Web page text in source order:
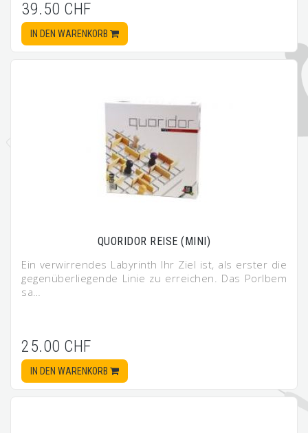
39.50 CHF
IN DEN WARENKORB
QUORIDOR REISE (MINI)
Ein verwirrendes Labyrinth Ihr Ziel ist, als erster die
gegenüberliegende Linie zu erreichen. Das Porlbem
sa…
25.00 CHF
IN DEN WARENKORB